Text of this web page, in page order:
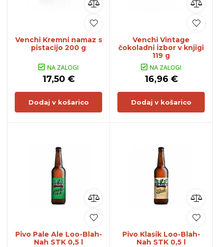
Venchi Kremni namaz s
pistacijo 200 g
NA ZALOGI
17,50 €
Dodaj v košarico
Venchi Vintage
čokoladni izbor v knjigi
119 g
NA ZALOGI
16,96 €
Dodaj v košarico
Pivo Pale Ale Loo-Blah-
Nah STK 0,5 l
Pivo Klasik Loo-Blah-
Nah STK 0,5 l